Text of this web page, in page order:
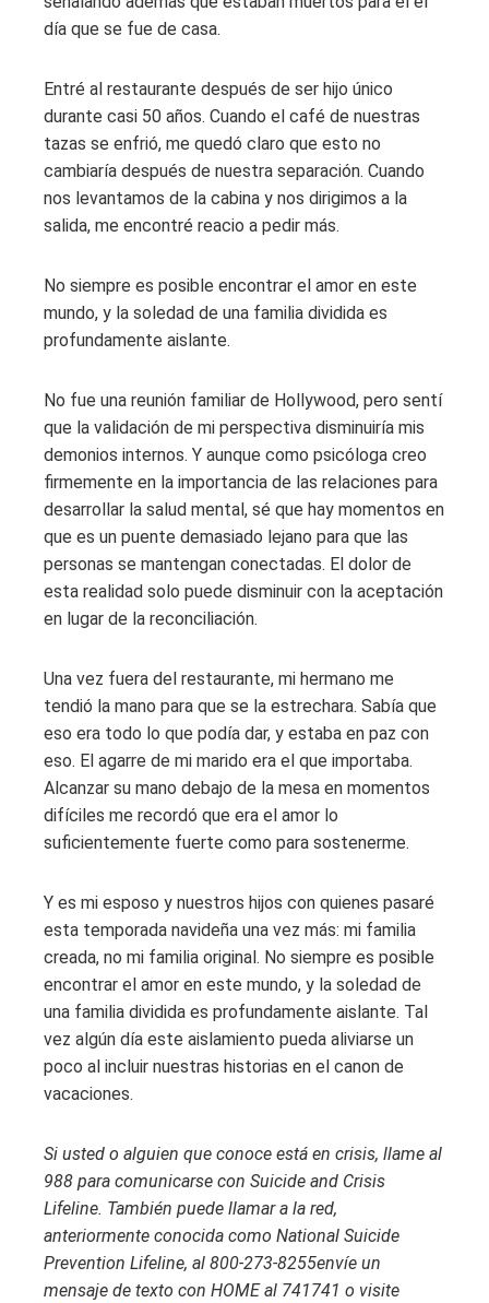
día que se fue de casa.
Entré al restaurante después de ser hijo único
durante casi 50 años. Cuando el café de nuestras
tazas se enfrió, me quedó claro que esto no
cambiaría después de nuestra separación. Cuando
nos levantamos de la cabina y nos dirigimos a la
salida, me encontré reacio a pedir más.
No siempre es posible encontrar el amor en este
mundo, y la soledad de una familia dividida es
profundamente aislante.
No fue una reunión familiar de Hollywood, pero sentí
que la validación de mi perspectiva disminuiría mis
demonios internos. Y aunque como psicóloga creo
firmemente en la importancia de las relaciones para
desarrollar la salud mental, sé que hay momentos en
que es un puente demasiado lejano para que las
personas se mantengan conectadas. El dolor de
esta realidad solo puede disminuir con la aceptación
en lugar de la reconciliación.
Una vez fuera del restaurante, mi hermano me
tendió la mano para que se la estrechara. Sabía que
eso era todo lo que podía dar, y estaba en paz con
eso. El agarre de mi marido era el que importaba.
Alcanzar su mano debajo de la mesa en momentos
difíciles me recordó que era el amor lo
suficientemente fuerte como para sostenerme.
Y es mi esposo y nuestros hijos con quienes pasaré
esta temporada navideña una vez más: mi familia
creada, no mi familia original. No siempre es posible
encontrar el amor en este mundo, y la soledad de
una familia dividida es profundamente aislante. Tal
vez algún día este aislamiento pueda aliviarse un
poco al incluir nuestras historias en el canon de
vacaciones.
Si usted o alguien que conoce está en crisis, llame al
988 para comunicarse con Suicide and Crisis
Lifeline. También puede llamar a la red,
anteriormente conocida como National Suicide
Prevention Lifeline, al 800-273-8255envíe un
mensaje de texto con HOME al 741741 o visite